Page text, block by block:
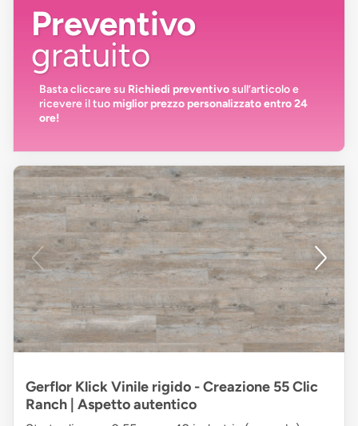
Preventivo
gratuito
Basta cliccare su Richiedi preventivosull’articolo e
ricevere il tuomiglior prezzo personalizzato entro 24
ore!
Gerflor Klick Vinile rigido - Creazione 55 Clic
Ranch | Aspetto autentico